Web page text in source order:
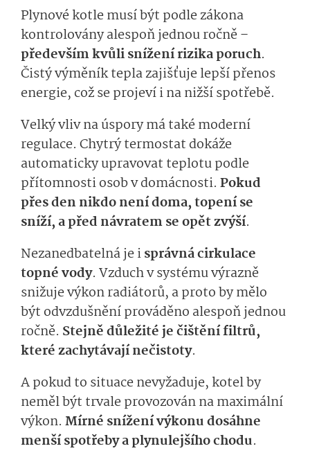
Plynové kotle musí být podle zákona
kontrolovány alespoň jednou ročně –
především kvůli snížení rizika poruch.
Čistý výměník tepla zajišťuje lepší přenos
energie, což se projeví i na nižší spotřebě.
Velký vliv na úspory má také moderní
regulace. Chytrý termostat dokáže
automaticky upravovat teplotu podle
přítomnosti osob v domácnosti. Pokud
přes den nikdo není doma, topení se
sníží, a před návratem se opět zvýší.
Nezanedbatelná je isprávná cirkulace
topné vody. Vzduch v systému výrazně
snižuje výkon radiátorů, a proto by mělo
být odvzdušnění prováděno alespoň jednou
ročně. Stejně důležité je čištění filtrů,
které zachytávají nečistoty.
A pokud to situace nevyžaduje, kotel by
neměl být trvale provozován na maximální
výkon. Mírné snížení výkonu dosáhne
menší spotřeby a plynulejšího chodu.